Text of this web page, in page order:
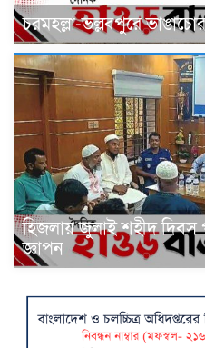
চরমহল্লা-ভল্লবপুরে
হিজলায় জুলাই শহীদ দিবস
জ্ঞাপন